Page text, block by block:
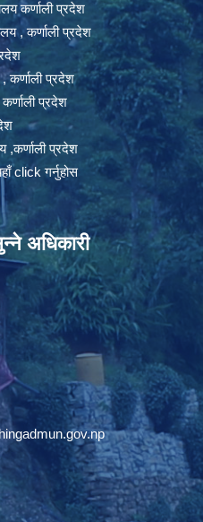
कर्णाली प्रदेश
, कर्णाली प्रदेश
कर्णाली प्रदेश
प्रदेश
,कर्णाली प्रदेश
click गर्नुहोस
अधिकारी